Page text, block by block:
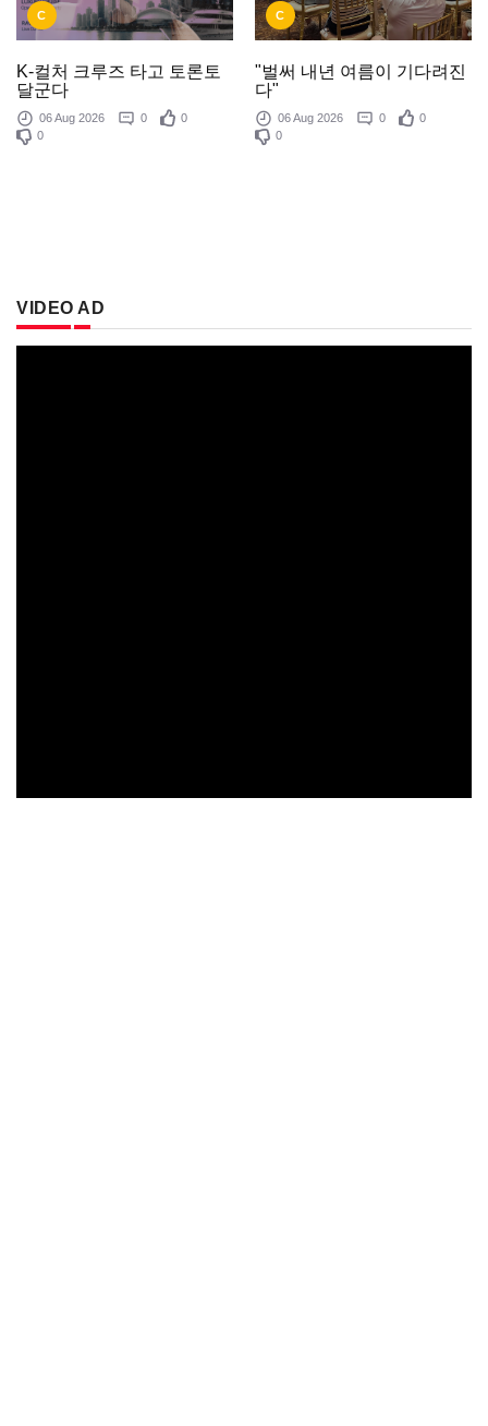
C
K-컬처 크루즈 타고 토론토
달군다
06 Aug 2026 0
0
0
C
"벌써 내년 여름이 기다려진
다"
06 Aug 2026 0
0
0
VIDEO AD